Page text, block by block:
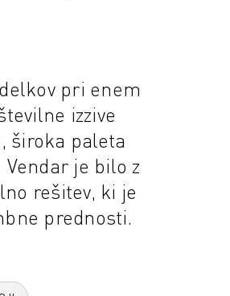
pri enem
izzive
široka paleta
je bilo z
rešitev, ki je
prednosti.